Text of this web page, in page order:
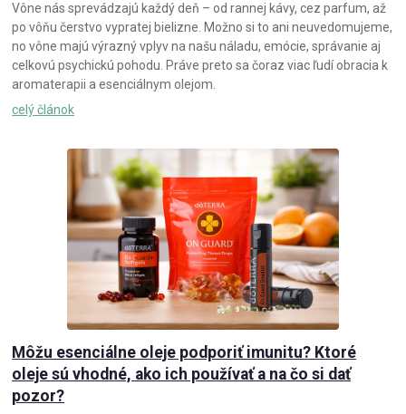
Vône nás sprevádzajú každý deň – od rannej kávy, cez parfum, až
po vôňu čerstvo vypratej bielizne. Možno si to ani neuvedomujeme,
no vône majú výrazný vplyv na našu náladu, emócie, správanie aj
celkovú psychickú pohodu. Práve preto sa čoraz viac ľudí obracia k
aromaterapii a esenciálnym olejom.
celý článok
Môžu esenciálne oleje podporiť imunitu? Ktoré
oleje sú vhodné, ako ich používať a na čo si dať
pozor?